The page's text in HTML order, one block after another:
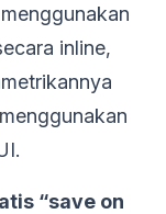
inline,
“save on